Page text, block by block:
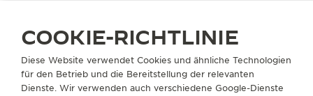
BOUTIQUE SUCHEN ALLE STORESEUROPAPOLENWARSCHAU
COOKIE-RICHTLINIE
Diese Website verwendet Cookies und ähnliche Technologien
für den Betrieb und die Bereitstellung der relevanten
Dienste. Wir verwenden auch verschiedene Google-Dienste